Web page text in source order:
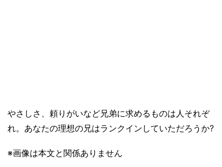
やさしさ、頼りがいなど兄弟に求めるものは人それぞ
れ。あなたの理想の兄はランクインしていただろうか?
※画像は本文と関係ありません